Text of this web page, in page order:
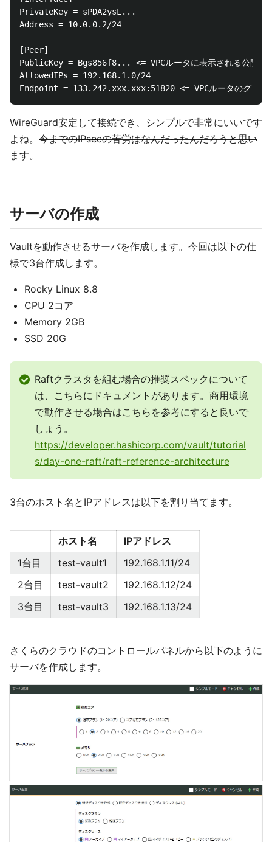
PrivateKey = sPDA2ysL...
Address = 10.0.0.2/24
[Peer]
PublicKey = Bgs856f8... <= VPCルータに表示される公開鍵
AllowedIPs = 192.168.1.0/24
WireGuard安定して接続でき、シンプルで非常にいいです
よね。 今までのIPsecの苦労はなんだったんだろうと思い
ます。
サーバの作成
Vaultを動作させるサーバを作成します。今回は以下の仕
様で3台作成します。
Rocky Linux 8.8
CPU 2コア
Memory 2GB
SSD 20G
Raftクラスタを組む場合の推奨スペックについて
は、こちらにドキュメントがあります。商用環境
で動作させる場合はこちらを参考にすると良いで
しょう。
https://developer.hashicorp.com/vault/tutorial
s/day-one-raft/raft-reference-architecture
3台のホスト名とIPアドレスは以下を割り当てます。
ホスト名
IPアドレス
1台目
test-vault1
192.168.1.11/24
2台目
test-vault2
192.168.1.12/24
3台目
test-vault3 192.168.1.13/24
さくらのクラウドのコントロールパネルから以下のように
サーバを作成します。